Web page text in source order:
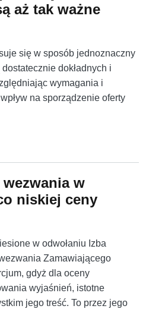
aż tak ważne
się w sposób jednoznaczny
dokładnych i
wymagania i
na sporządzenie oferty
w
niskiej ceny
w odwołaniu Izba
Zamawiającego
gdyż dla oceny
wyjaśnień, istotne
jego treść. To przez jego